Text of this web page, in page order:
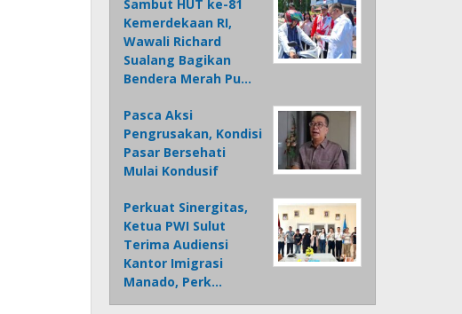
Sambut HUT ke-81
Kemerdekaan RI,
Wawali Richard
Sualang Bagikan
Bendera Merah Pu…
Pasca Aksi
Pengrusakan, Kondisi
Pasar Bersehati
Mulai Kondusif
Perkuat Sinergitas,
Ketua PWI Sulut
Terima Audiensi
Kantor Imigrasi
Manado, Perk…